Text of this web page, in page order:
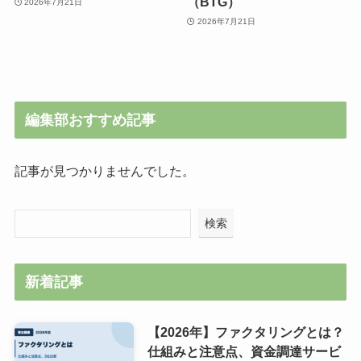
2026年7月21日
2026年7月21日
編集部おすすめ記事
記事が見つかりませんでした。
検索
新着記事
【2026年】ファクタリングとは？
仕組みと注意点、資金調達サービ